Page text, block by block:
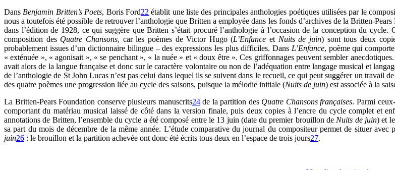
Dans Benjamin Britten’s Poets, Boris Ford22 établit une liste des principales anthologies poétiques utilisées par le
nous a toutefois été possible de retrouver l’anthologie que Britten a employée dans les fonds d’archives de la Britten-
dans l’édition de 1928, ce qui suggère que Britten s’était procuré l’anthologie à l’occasion de la conception du
composition des Quatre Chansons, car les poèmes de Victor Hugo (L’Enfance et Nuits de juin) sont tous deux
probablement issues d’un dictionnaire bilingue – des expressions les plus difficiles. Dans L’Enfance, poème qui
« exténuée », « agonisait », « se penchant », « la nuée » et « doux être ». Ces griffonnages peuvent sembler
avait alors de la langue française et donc sur le caractère volontaire ou non de l’adéquation entre langage musical et
de l’anthologie de St John Lucas n’est pas celui dans lequel ils se suivent dans le recueil, ce qui peut suggérer un travail
des quatre poèmes une progression liée au cycle des saisons, puisque la mélodie initiale (Nuits de juin) est associée à la
La Britten-Pears Foundation conserve plusieurs manuscrits24de la partition des Quatre Chansonsfrançaises. Parmi
comportant du matériau musical laissé de côté dans la version finale, puis deux copies à l’encre du cycle complet et
annotations de Britten, l’ensemble du cycle a été composé entre le 13 juin (date du premier brouillon de Nuits de juin) et
sa part du mois de décembre de la même année. L’étude comparative du journal du compositeur permet de situer
juin26 : le brouillon et la partition achevée ont donc été écrits tous deux en l’espace de trois jours27.